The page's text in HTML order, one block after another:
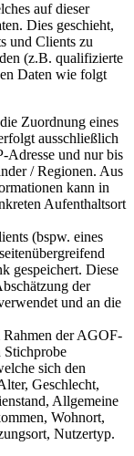
auf dieser
Dies geschieht,
und Clients zu
(z.B. qualifizierte
Daten wie folgt
Zuordnung eines
ausschließlich
Adresse und nur bis
/ Regionen. Aus
kann in
Aufenthaltsort
(bspw. eines
gespeichert. Diese
der
und an die
der AGOF-
Stichprobe
sich den
Geschlecht,
Allgemeine
Wohnort,
Nutzertyp.